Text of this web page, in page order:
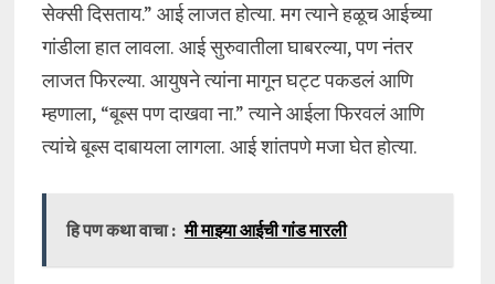
सेक्सी दिसताय.” आई लाजत होत्या. मग त्याने हळूच आईच्या
गांडीला हात लावला. आई सुरुवातीला घाबरल्या, पण नंतर
लाजत फिरल्या. आयुषने त्यांना मागून घट्ट पकडलं आणि
म्हणाला, “बूब्स पण दाखवा ना.” त्याने आईला फिरवलं आणि
त्यांचे बूब्स दाबायला लागला. आई शांतपणे मजा घेत होत्या.
हि पण कथा वाचा : मी माझ्या आईची गांड मारली